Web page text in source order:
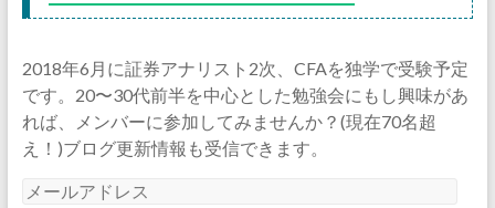
2018年6月に証券アナリスト2次、CFAを独学で受験予定
です。20〜30代前半を中心とした勉強会にもし興味があ
れば、メンバーに参加してみませんか？(現在70名超
え！)ブログ更新情報も受信できます。
メ